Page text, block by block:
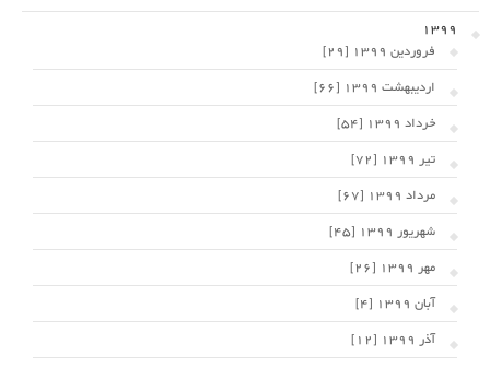
1399
فروردین 1399 [29]
اردیبهشت 1399 [66]
خرداد 1399 [54]
تیر 1399 [72]
مرداد 1399 [67]
شهریور 1399 [45]
مهر 1399 [26]
آبان 1399 [4]
آذر 1399 [12]